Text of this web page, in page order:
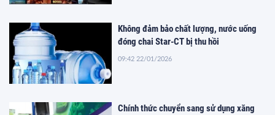
Không đảm bảo chất lượng, nước uống
đóng chai Star-CT bị thu hồi
09:42 22/01/2026
Chính thức chuyển sang sử dụng xăng